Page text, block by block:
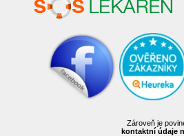
Zároveň je
kontaktní údaje